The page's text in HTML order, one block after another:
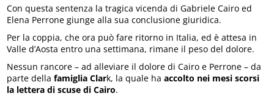
Con questa sentenza la tragica vicenda di Gabriele Cairo ed
Elena Perrone giunge alla sua conclusione giuridica.
Per la coppia, che ora può fare ritorno in Italia, ed è attesa in
Valle d’Aosta entro una settimana, rimane il peso del dolore.
Nessun rancore – ad alleviare il dolore di Cairo e Perrone – da
parte dellafamiglia Clark, la quale ha accolto nei mesi scorsi
la lettera di scuse di Cairo.